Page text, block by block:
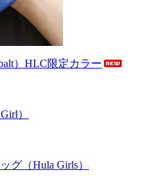
）HLC限定カラー
）
グ（Hula Girls）